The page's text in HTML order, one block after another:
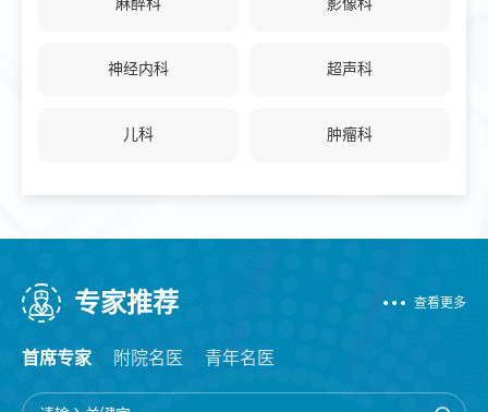
麻醉科 影像科
神经内科 超声科
儿科 肿瘤科
重症医学科 普外科
呼吸与危重症医学科
急诊科
专家推荐
首席专家
查看更多
附院名医 青年名医